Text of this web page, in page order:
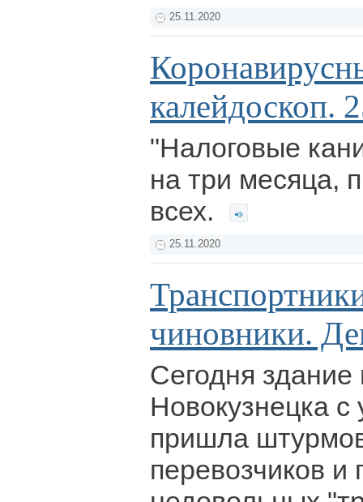
25.11.2020
калейдоскоп.
"Налоговые
на три месяца,
всех.
25.11.2020
чиновники.
Сегодня здание
Новокузнецка с
пришла
перевозчиков и